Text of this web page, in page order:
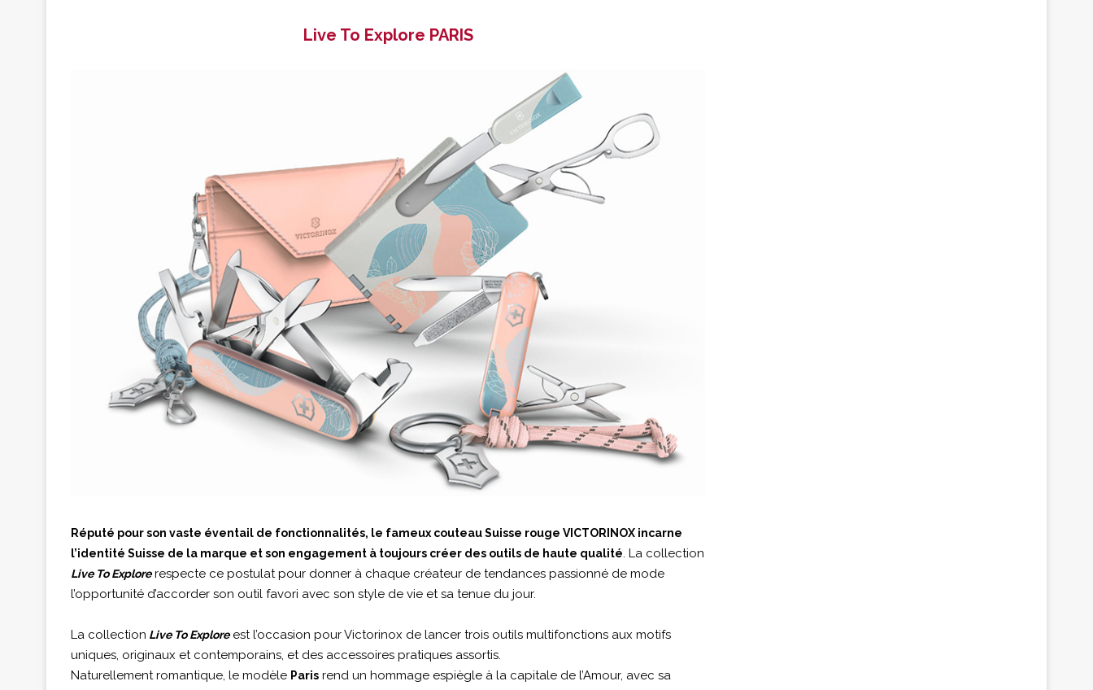
Live To Explore PARIS
Réputé pour son vaste éventail de fonctionnalités, le fameux couteau Suisse rouge VICTORINOX incarne
l’identité Suisse de la marque et son engagement à toujours créer des outils de haute qualité. La collection
Live To Explorerespecte ce postulat pour donner à chaque créateur de tendances passionné de mode
l’opportunité d’accorder son outil favori avec son style de vie et sa tenue du jour.
La collection Live To Exploreest l’occasion pour Victorinox de lancer trois outils multifonctions aux motifs
uniques, originaux et contemporains, et des accessoires pratiques assortis.
Naturellement romantique, le modèle Paris rend un hommage espiègle à la capitale de l’Amour, avec sa